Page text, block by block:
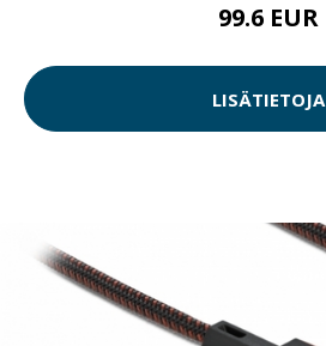
99.6 EUR
LISÄTIETOJA